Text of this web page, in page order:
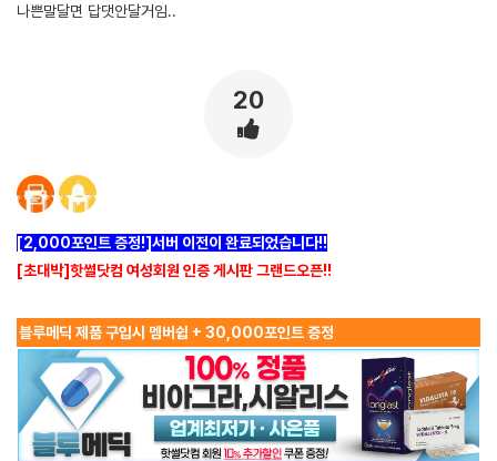
나쁜말달면 답댓안달거임..
20
[2,000포인트 증정!]서버 이전이 완료되었습니다!!
[초대박]핫썰닷컴 여성회원 인증 게시판 그랜드오픈!!
블루메딕 제품 구입시 멤버쉽 + 30,000포인트 증정